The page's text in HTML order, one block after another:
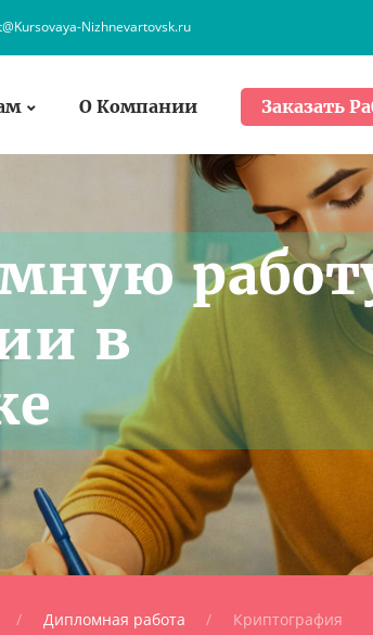
Nizhnevartovsk.ru
О Компании Заказать
в
Дипломная работа Криптография